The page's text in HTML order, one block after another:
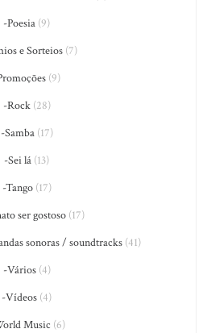
-Poesia (9)
e Sorteios(7)
(9)
-Rock(28)
-Samba(17)
-Sei lá (13)
-Tango(17)
ser gostoso (17)
sonoras / soundtracks(41)
-Vários(4)
-Vídeos (4)
Music (6)